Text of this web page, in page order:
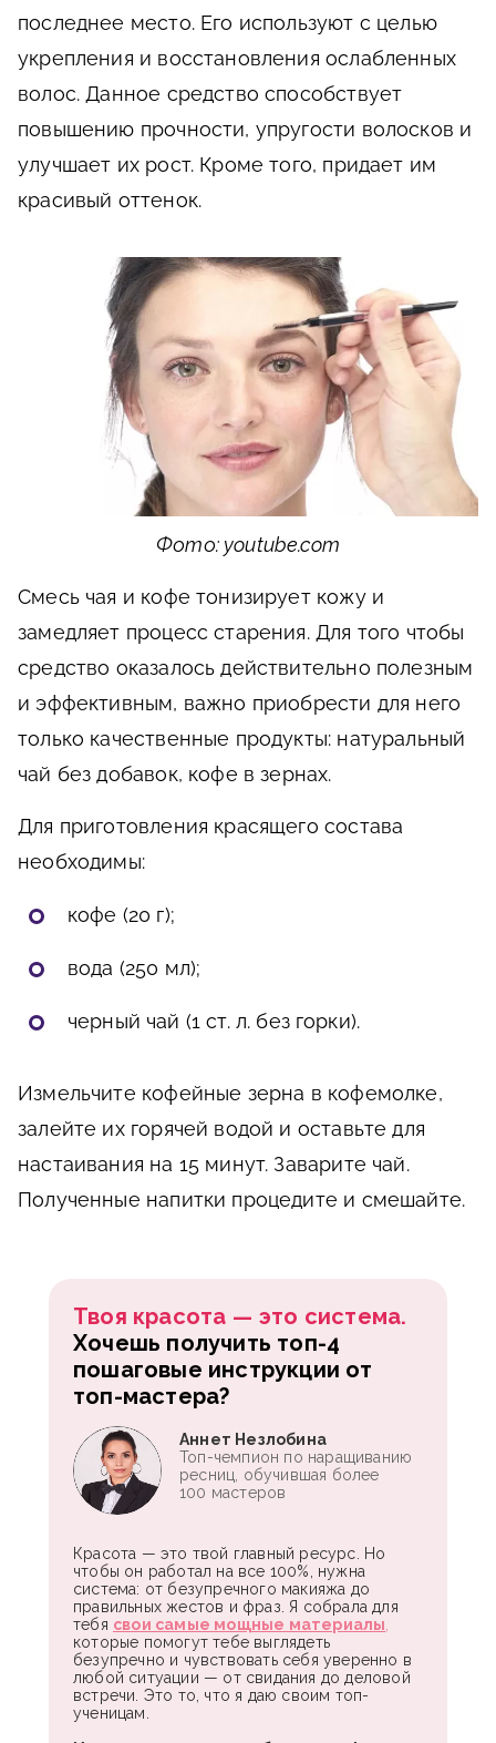
последнее место. Его используют с целью
укрепления и восстановления ослабленных
волос. Данное средство способствует
повышению прочности, упругости волосков и
улучшает их рост. Кроме того, придает им
красивый оттенок.
Фото: youtube.com
Смесь чая и кофе тонизирует кожу и
замедляет процесс старения. Для того чтобы
средство оказалось действительно полезным
и эффективным, важно приобрести для него
только качественные продукты: натуральный
чай без добавок, кофе в зернах.
Для приготовления красящего состава
необходимы:
кофе (20 г);
вода (250 мл);
черный чай (1 ст. л. без горки).
Измельчите кофейные зерна в кофемолке,
залейте их горячей водой и оставьте для
настаивания на 15 минут. Заварите чай.
Полученные напитки процедите и смешайте.
Твоя красота — это система.
Хочешь получить топ-4
пошаговые инструкции от
топ-мастера?
Красота — это твой главный ресурс. Но
чтобы он работал на все 100%, нужна
система: от безупречного макияжа до
правильных жестов и фраз. Я собрала для
тебя свои самые мощные материалы,
которые помогут тебе выглядеть
безупречно и чувствовать себя уверенно в
любой ситуации — от свидания до деловой
встречи. Это то, что я даю своим топ-
ученицам.
Аннет Незлобина
Топ-чемпион по наращиванию
ресниц, обучившая более
100 мастеров